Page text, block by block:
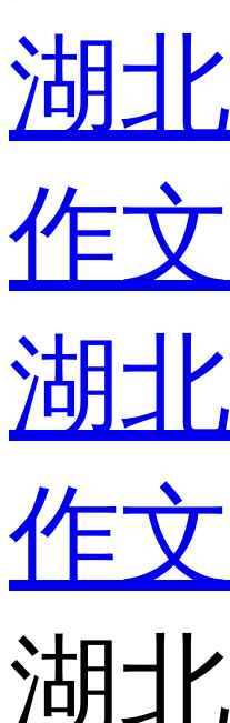
湖
作
湖
作
湖